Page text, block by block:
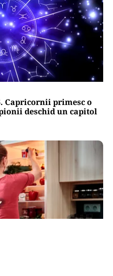
Capricornii primesc o
deschid un capitol